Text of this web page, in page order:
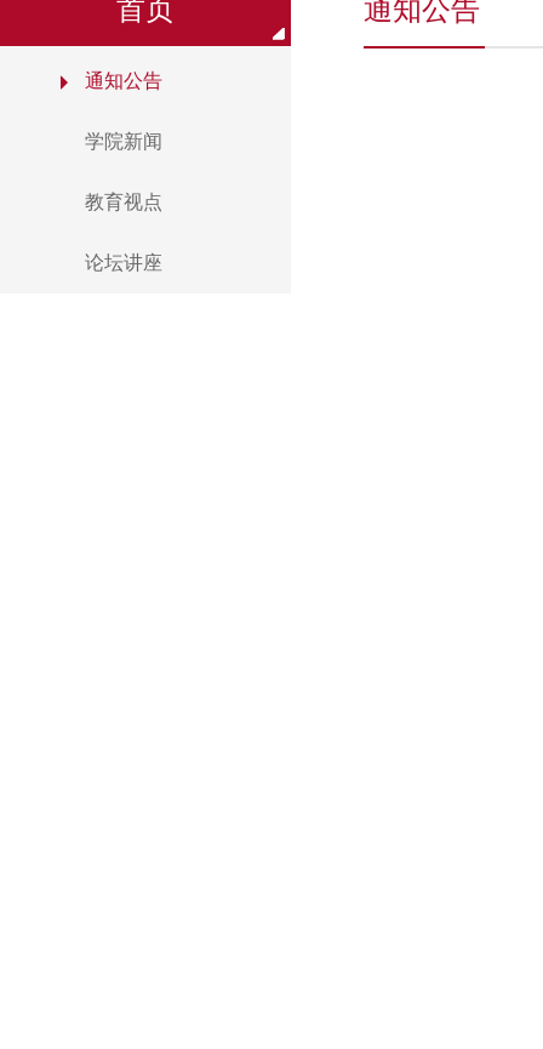
首页
通知公告
学院新闻
教育视点
论坛讲座
通知公告